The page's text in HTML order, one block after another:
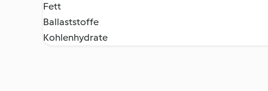
Fett
Ballaststoffe
Kohlenhydrate